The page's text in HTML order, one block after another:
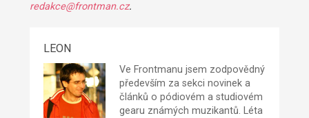
redakce@frontman.cz.
LEON
Ve Frontmanu jsem zodpovědný
především za sekci novinek a
článků o pódiovém a studiovém
gearu známých muzikantů. Léta